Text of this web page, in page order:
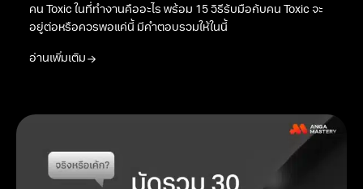
คน Toxic ในที่ทำงานคืออะไร พร้อม 15 วิธีรับมือกับคน Toxic จะ
อยู่ต่อหรือควรพอแค่นี้ มีคำตอบรวมให้ในนี้
อ่านเพิ่มเติม